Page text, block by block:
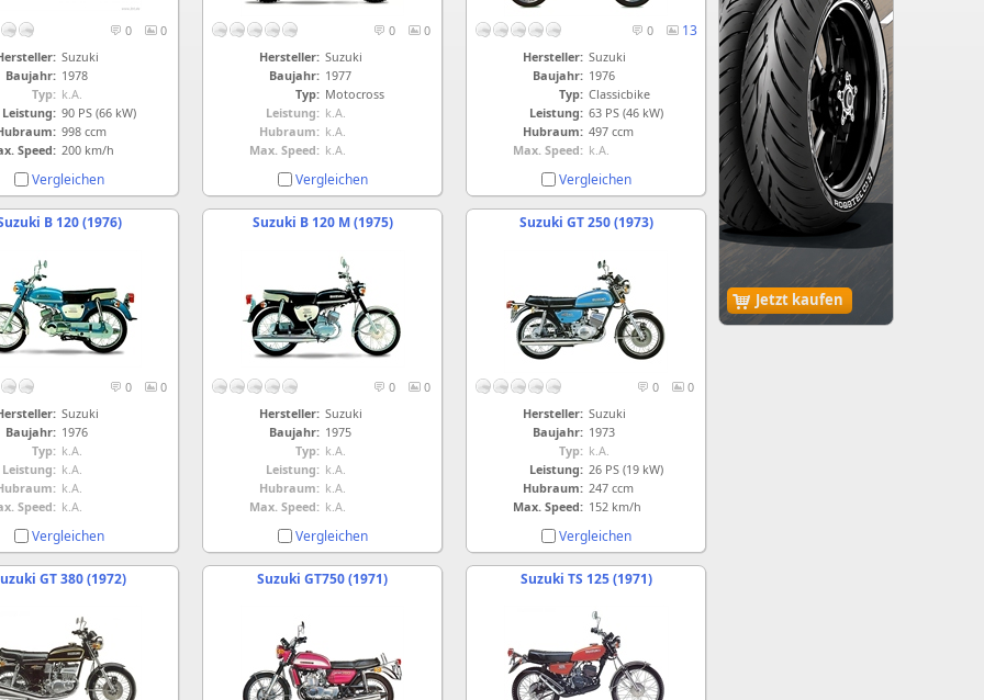
Jetzt kaufen
0
0
Suzuki
Baujahr: 1978
Typ: k.A.
Leistung: 90 PS (66 kW)
998 ccm
Speed: 200 km/h
Vergleichen
0
0
Hersteller: Suzuki
Baujahr: 1977
Typ: Motocross
Leistung: k.A.
Hubraum: k.A.
Max. Speed: k.A.
Vergleichen
13
0
Hersteller: Suzuki
Baujahr: 1976
Typ: Classicbike
Leistung: 63 PS (46 kW)
Hubraum: 497 ccm
Max. Speed: k.A.
Vergleichen
B 120 (1976)
0
0
Suzuki
Baujahr: 1976
Typ: k.A.
Leistung: k.A.
k.A.
Speed: k.A.
Vergleichen
Suzuki B 120 M (1975)
0
0
Hersteller: Suzuki
Baujahr: 1975
Typ: k.A.
Leistung: k.A.
Hubraum: k.A.
Max. Speed: k.A.
Vergleichen
Suzuki GT 250 (1973)
0
0
Hersteller: Suzuki
Baujahr: 1973
Typ: k.A.
Leistung: 26 PS (19 kW)
Hubraum: 247 ccm
Max. Speed: 152 km/h
Vergleichen
GT 380 (1972) Suzuki GT750 (1971) Suzuki TS 125 (1971)